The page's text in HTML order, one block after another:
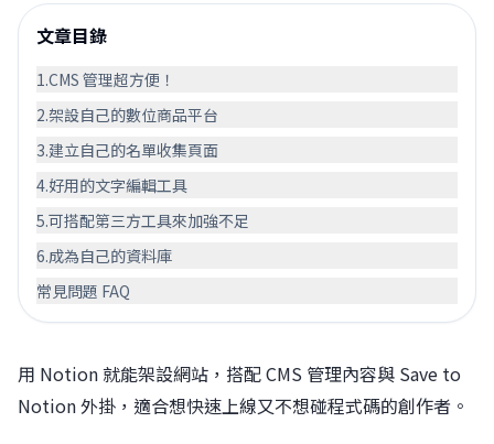
文章目錄
1.CMS 管理超方便！
2.架設自己的數位商品平台
3.建立自己的名單收集頁面
4.好用的文字編輯工具
5.可搭配第三方工具來加強不足
6.成為自己的資料庫
常見問題 FAQ
用 Notion 就能架設網站，搭配 CMS 管理內容與 Save to
Notion 外掛，適合想快速上線又不想碰程式碼的創作者。